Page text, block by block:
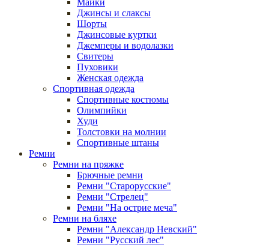
Майки
Джинсы и слаксы
Шорты
Джинсовые куртки
Джемперы и водолазки
Свитеры
Пуховики
Женская одежда
Спортивная одежда
Спортивные костюмы
Олимпийки
Худи
Толстовки на молнии
Спортивные штаны
Ремни
Ремни на пряжке
Брючные ремни
Ремни "Старорусские"
Ремни "Стрелец"
Ремни "На острие меча"
Ремни на бляхе
Ремни "Александр Невский"
Ремни "Русский лес"